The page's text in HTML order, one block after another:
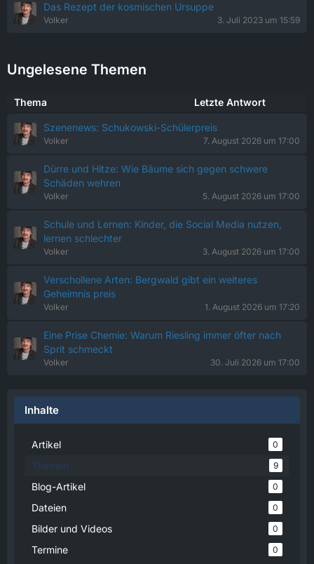
Das Rezept der kosmischen Ursuppe
Volker 3. Juli 2023 um 15:59
Ungelesene Themen
Thema Letzte Antwort
Szenenews: Schukowski-Schülerpreis
Volker 7. August 2026 um 17:00
Dürre und Hitze: Wie Bäume sich gegen schwere
Schäden wehren
Volker 5. August 2026 um 17:00
Schule und Lernen: Kinder, die Social Media nutzen,
lernen schlechter
Volker 3. August 2026 um 17:00
Verschollene Arten: Bergwald gibt ein weiteres
Geheimnis preis
Volker 1. August 2026 um 17:20
Eine Prise Chemie: Warum Riesling immer öfter nach
Sprit schmeckt
Volker 30. Juli 2026 um 17:00
Inhalte
Artikel 0
Themen 9
Blog-Artikel 0
Dateien 0
Bilder und Videos 0
Termine 0